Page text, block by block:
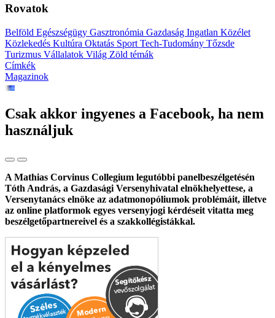
Rovatok
Belföld Egészségügy Gasztronómia Gazdaság Ingatlan Közélet
Közlekedés Kultúra Oktatás Sport Tech-Tudomány Tőzsde
Turizmus Vállalatok Világ Zöld témák
Címkék
Magazinok
Csak akkor ingyenes a Facebook, ha nem
használjuk
A Mathias Corvinus Collegium legutóbbi panelbeszélgetésén
Tóth András, a Gazdasági Versenyhivatal elnökhelyettese, a
Versenytanács elnöke az adatmonopóliumok problémáit, illetve
az online platformok egyes versenyjogi kérdéseit vitatta meg
beszélgetőpartnereivel és a szakkollégistákkal.